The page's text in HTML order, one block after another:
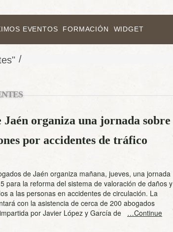
EVENTOS FORMACIÓN WIDGET
/
Jaén organiza una jornada sobre
por accidentes de tráfico
de Jaén organiza mañana, jueves, una jornada
para la reforma del sistema de valoración de daños y
a las personas en accidentes de circulación. La
con la asistencia de cerca de 200 abogados
por Javier López y García de …Continue